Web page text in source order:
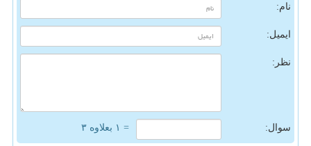
نام:
ایمیل:
نظر:
سوال: = ۱ بعلاوه ۳